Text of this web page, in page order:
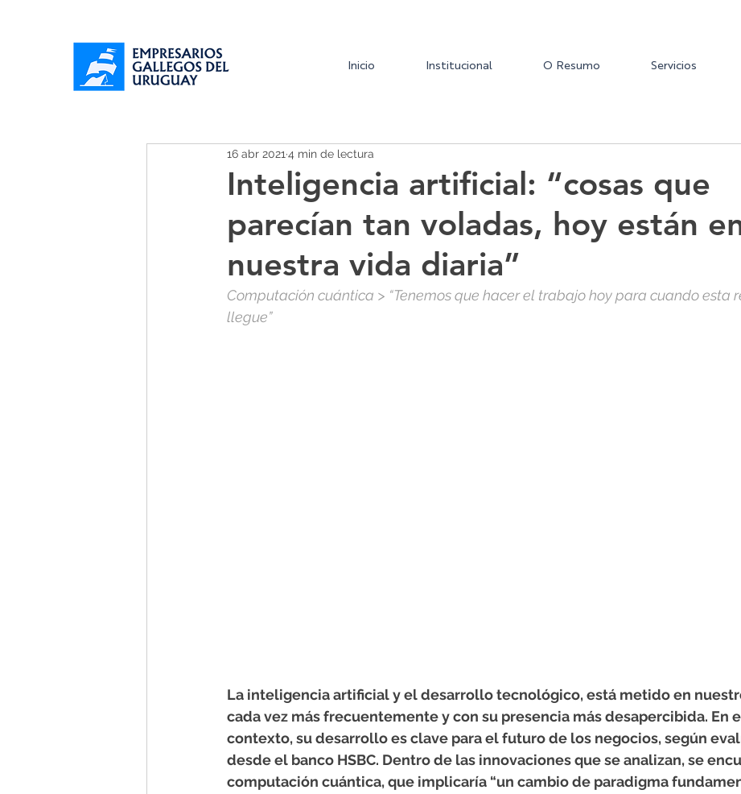
Inicio Institucional O Resumo Servicios
Inteligencia artificial: “cosas que
parecían tan voladas, hoy están
nuestra vida diaria”
16 abr 2021 4 min de lectura
Computación cuántica > “Tenemos que hacer el trabajo hoy para cuando esta
llegue”
La inteligencia artificial y el desarrollo tecnológico, está metido en
cada vez más frecuentemente y con su presencia más desapercibida. En
contexto, su desarrollo es clave para el futuro de los negocios, según
desde el banco HSBC. Dentro de las innovaciones que se analizan, se
computación cuántica, que implicaría “un cambio de paradigma